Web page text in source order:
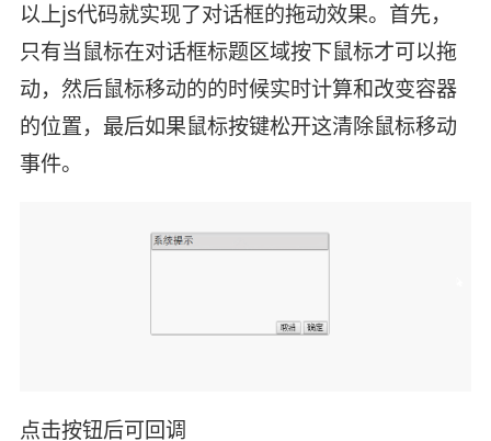
以上js代码就实现了对话框的拖动效果。首先，
只有当鼠标在对话框标题区域按下鼠标才可以拖
动，然后鼠标移动的的时候实时计算和改变容器
的位置，最后如果鼠标按键松开这清除鼠标移动
事件。
点击按钮后可回调